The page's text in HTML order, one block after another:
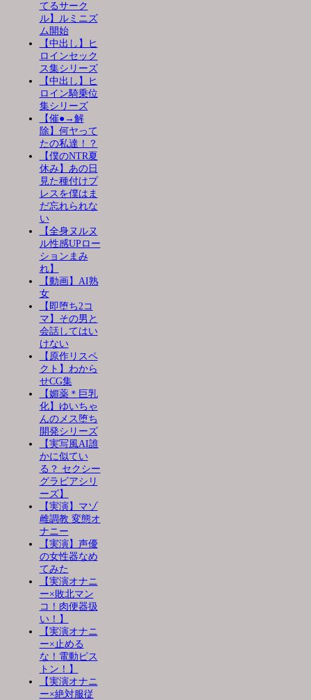
てるサーク
ル】ルミニズ
ム開始
【中出し】ヒ
ロインセック
ス集シリーズ
【中出し】ヒ
ロイン騎乗位
集シリーズ
【催●→解
除】何ヤって
たの私達！？
【僕のNTR夏
休み】あの日
見た種付けプ
レスを僕はま
だ忘れられな
い
【全身ヌルヌ
ル性感UPロー
ションまみ
れ】
【動画】AI熟
女
【即堕ち2コ
マ】その男と
会話してはい
けない
【原作リスペ
クト】わから
せCG集
【媚薬＊巨乳
化】ゆいちゃ
んのメス堕ち
開発シリーズ
【実写風AI誰
かに似てい
る？ セクシー
グラビアシリ
ーズ】
【実演】マゾ
雌調教 変態オ
ナニー
【実演】声優
の女性器なめ
てみた
【実演オナニ
ー×敗北マン
コ！肉便器扱
い！】
【実演オナニ
ー×止める
な！電動ピス
トン！】
【実演オナニ
ー×絶対服従